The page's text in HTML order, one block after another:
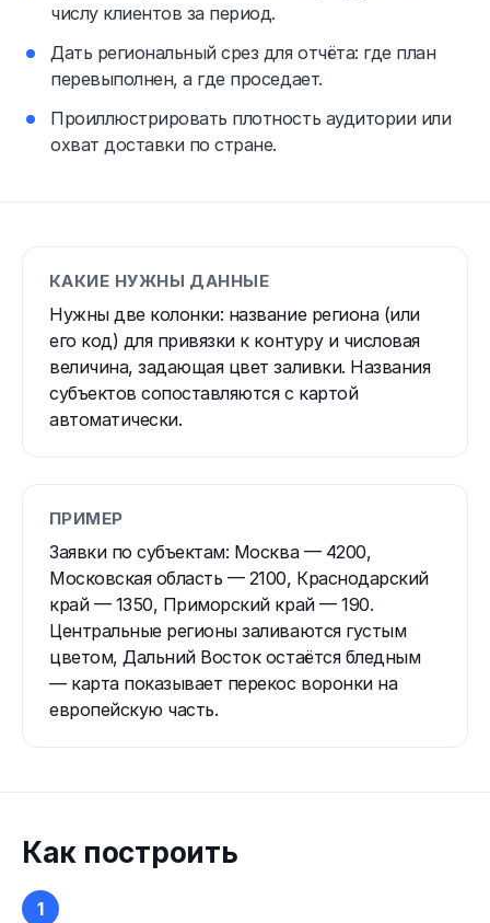
числу клиентов за период.
Дать региональный срез для отчёта: где план
перевыполнен, а где проседает.
Проиллюстрировать плотность аудитории или
охват доставки по стране.
КАКИЕ НУЖНЫ ДАННЫЕ
Нужны две колонки: название региона (или
его код) для привязки к контуру и числовая
величина, задающая цвет заливки. Названия
субъектов сопоставляются с картой
автоматически.
ПРИМЕР
Заявки по субъектам: Москва — 4200,
Московская область — 2100, Краснодарский
край — 1350, Приморский край — 190.
Центральные регионы заливаются густым
цветом, Дальний Восток остаётся бледным
— карта показывает перекос воронки на
европейскую часть.
Как построить